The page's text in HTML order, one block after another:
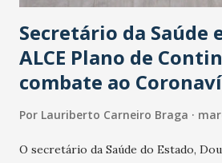
Secretário da Saúde
ALCE Plano de
combate ao
Por Lauriberto Carneiro Braga
O secretário da Saúde do Estado,